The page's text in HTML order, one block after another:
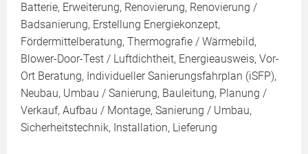
Batterie, Erweiterung, Renovierung, Renovierung /
Badsanierung, Erstellung Energiekonzept,
Fördermittelberatung, Thermografie / Wärmebild,
Blower-Door-Test / Luftdichtheit, Energieausweis, Vor-
Ort Beratung, Individueller Sanierungsfahrplan (iSFP),
Neubau, Umbau / Sanierung, Bauleitung, Planung /
Verkauf, Aufbau / Montage, Sanierung / Umbau,
Sicherheitstechnik, Installation, Lieferung